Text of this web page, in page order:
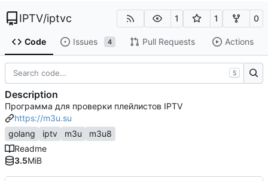
IPTV/iptvc 1 1 0
Code Issues 4 Pull Requests Actions
S
Description
Программа для проверки плейлистов IPTV
https://m3u.su
golang
iptv m3u
m3u8
Readme
3.5MiB